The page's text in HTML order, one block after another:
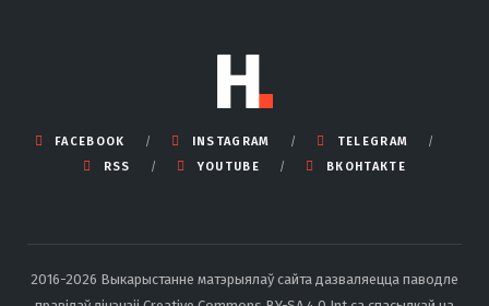
FACEBOOK INSTAGRAM
TELEGRAM
RSS
YOUTUBE ВКОНТАКТЕ
2016-2026 Выкарыстанне матэрыялаў сайта дазваляецца паводле